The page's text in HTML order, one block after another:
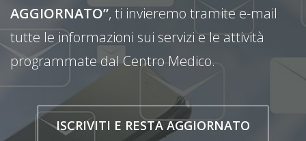
AGGIORNATO”, ti invieremo tramite e-mail
tutte le informazioni sui servizi e le attività
programmate dal Centro Medico.
ISCRIVITI E RESTA AGGIORNATO